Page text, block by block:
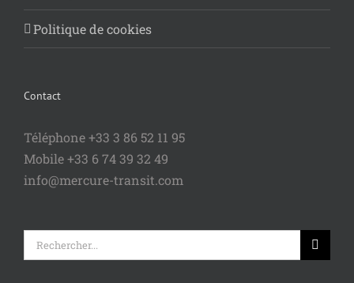
Politique de cookies
Contact
Téléphone +33 3 86 52 11 95
Mobile +33 6 74 39 32 49
info@mercure-transit.com
Rechercher: